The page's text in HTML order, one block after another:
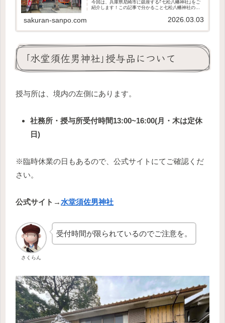
今回は、兵庫県尼崎市に鎮座する｢七松八幡神社｣をご
紹介します！この記事で分かること七松八幡神社の歴
の聖地？境内の様子授与品の種類や値段アクセス方...
sakuran-sanpo.com 2026.03.03
｢水堂須佐男神社｣授与品について
授与所は、境内の左側にあります。
社務所・授与所受付時間13:00~16:00(月・木は定休
日)
※臨時休業の日もあるので、公式サイトにてご確認くだ
さい。
公式サイト→水堂須佐男神社
さくらん
受付時間が限られているのでご注意を。